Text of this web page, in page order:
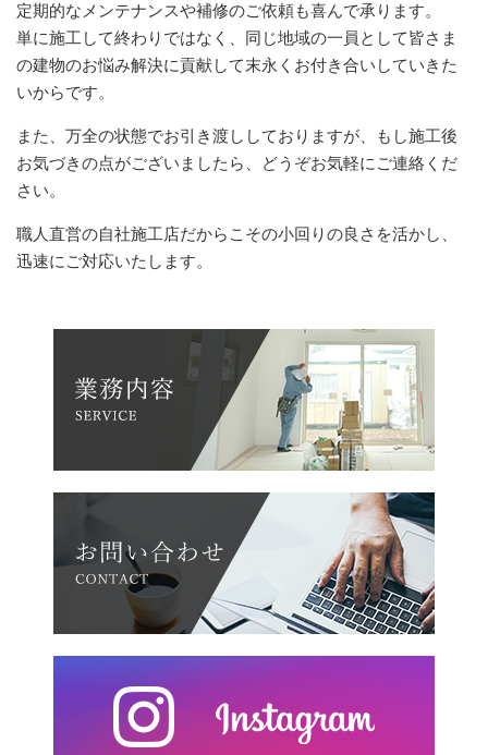
定期的なメンテナンスや補修のご依頼も喜んで承ります。
単に施工して終わりではなく、同じ地域の一員として皆さま
の建物のお悩み解決に貢献して末永くお付き合いしていきた
いからです。
また、万全の状態でお引き渡ししておりますが、もし施工後
お気づきの点がございましたら、どうぞお気軽にご連絡くだ
さい。
職人直営の自社施工店だからこその小回りの良さを活かし、
迅速にご対応いたします。